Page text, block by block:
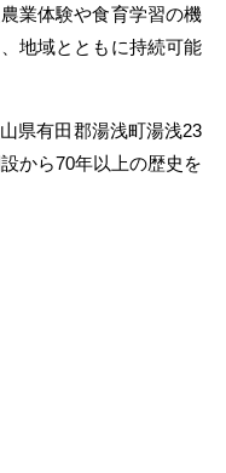
業体験や食育学習の機
地域とともに持続可能
県有田郡湯浅町湯浅23
から70年以上の歴史を